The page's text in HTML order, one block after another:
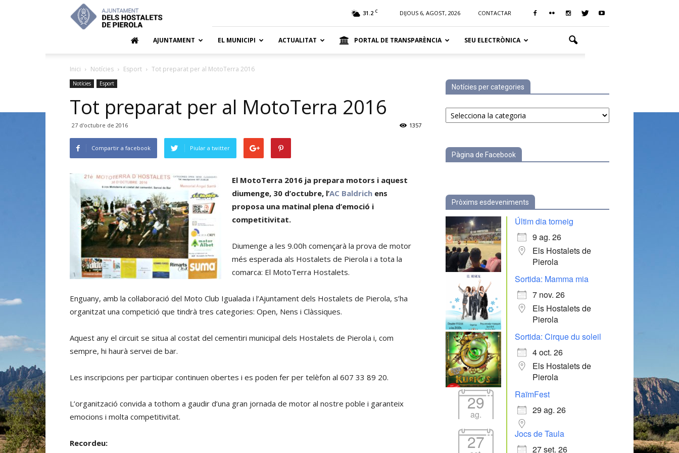
Hostalets
de
31.2 C DIJOUS 6, AGOST, 2026 CONTACTAR
AJUNTAMENT EL MUNICIPI ACTUALITAT PORTAL DE TRANSPARÈNCIA SEU ELECTRÒNICA
Inici Notícies Esport Tot preparat per al MotoTerra 2016
Notícies Esport
Tot preparat per al MotoTerra 2016
27 d'octubre de 2016 1357
Compartir a facebook Piular a twitter
El MotoTerra 2016 ja prepara motors i aquest
diumenge, 30 d’octubre, l’AC Baldrich ens
proposa una matinal plena d’emoció i
competitivitat.
Diumenge a les 9.00h començarà la prova de motor
més esperada als Hostalets de Pierola i a tota la
comarca: El MotoTerra Hostalets.
Enguany, amb la col·laboració del Moto Club Igualada i l’Ajuntament dels Hostalets de Pierola, s’ha
organitzat una competició que tindrà tres categories: Open, Nens i Clàssiques.
Aquest any el circuit se situa al costat del cementiri municipal dels Hostalets de Pierola i, com
sempre, hi haurà servei de bar.
Les inscripcions per participar continuen obertes i es poden fer per telèfon al 607 33 89 20.
L’organització convida a tothom a gaudir d’una gran jornada de motor al nostre poble i garanteix
emocions i molta competitivitat.
Recordeu:
Notícies per categories
Notícies
per
Pàgina de Facebook
Pròxims esdeveniments
Últim dia torneig
9 ag. 26
Els Hostalets de
Pierola
Sortida: Mamma mia
7 nov. 26
Els Hostalets de
Pierola
Sortida: Cirque du soleil
4 oct. 26
Els Hostalets de
Pierola
29
ag.
RaïmFest
29 ag. 26
27
Jocs de Taula
27 set. 26